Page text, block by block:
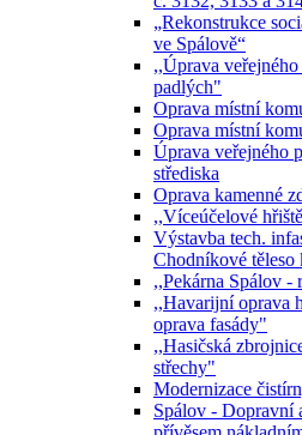
„Rekonstrukce
ve Spálově“
,,Úprava
padlých"
Oprava místní
Oprava místní
Úprava veřejného
střediska
Oprava kamenné
,,Víceúčelové
Výstavba tech.
Chodníkové těleso
,,Pekárna Spálov -
,,Havarijní oprava
oprava fasády"
,,Hasičská
střechy"
Modernizace
Spálov - Dopravní